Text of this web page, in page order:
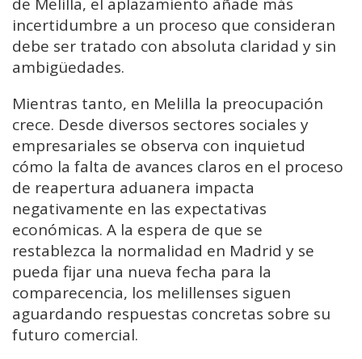
incertidumbre a un proceso que consideran
debe ser tratado con absoluta claridad y sin
ambigüedades.
Mientras tanto, en Melilla la preocupación
crece. Desde diversos sectores sociales y
empresariales se observa con inquietud
cómo la falta de avances claros en el proceso
de reapertura aduanera impacta
negativamente en las expectativas
económicas. A la espera de que se
restablezca la normalidad en Madrid y se
pueda fijar una nueva fecha para la
comparecencia, los melillenses siguen
aguardando respuestas concretas sobre su
futuro comercial.